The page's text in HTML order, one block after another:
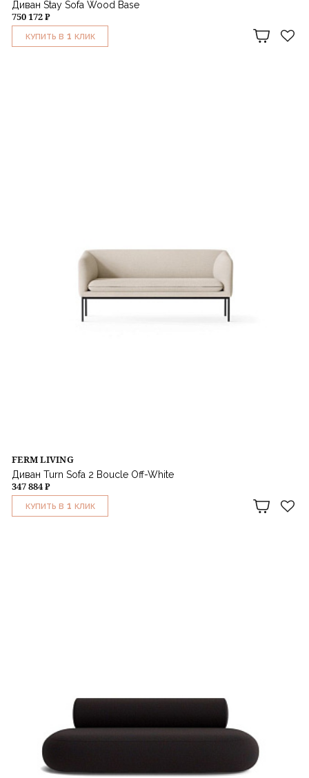
Диван Stay Sofa Wood Base
750 172 ₽
КУПИТЬ В 1 КЛИК
FERM LIVING
Диван Turn Sofa 2 Boucle Off-White
347 884 ₽
КУПИТЬ В 1 КЛИК